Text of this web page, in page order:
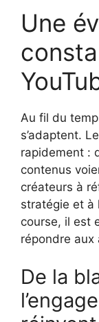
Une
Au fil du
s’adaptent.
rapidement :
contenus
créateurs à
stratégie et à
course, il est
répondre aux
De la